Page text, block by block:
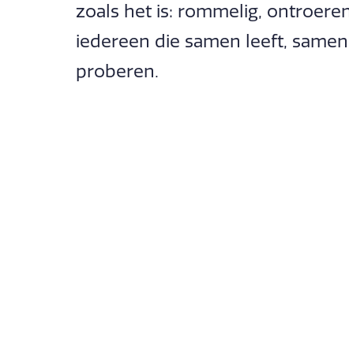
zoals het is: rommelig,
iedereen die samen leeft,
proberen.